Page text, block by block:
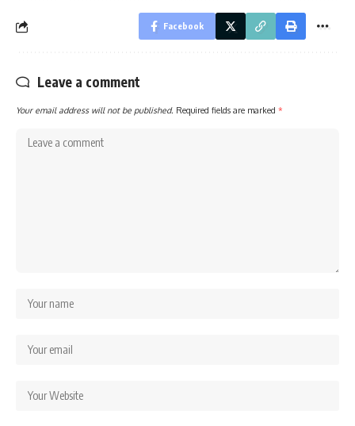
Facebook
Leave a comment
Your email address will not be published. Required fields are marked *